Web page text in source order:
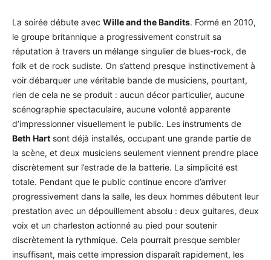
La soirée débute avec Wille and the Bandits. Formé en 2010,
le groupe britannique a progressivement construit sa
réputation à travers un mélange singulier de blues-rock, de
folk et de rock sudiste. On s’attend presque instinctivement à
voir débarquer une véritable bande de musiciens, pourtant,
rien de cela ne se produit : aucun décor particulier, aucune
scénographie spectaculaire, aucune volonté apparente
d’impressionner visuellement le public. Les instruments de
Beth Hart sont déjà installés, occupant une grande partie de
la scène, et deux musiciens seulement viennent prendre place
discrètement sur l’estrade de la batterie. La simplicité est
totale. Pendant que le public continue encore d’arriver
progressivement dans la salle, les deux hommes débutent leur
prestation avec un dépouillement absolu : deux guitares, deux
voix et un charleston actionné au pied pour soutenir
discrètement la rythmique. Cela pourrait presque sembler
insuffisant, mais cette impression disparaît rapidement, les